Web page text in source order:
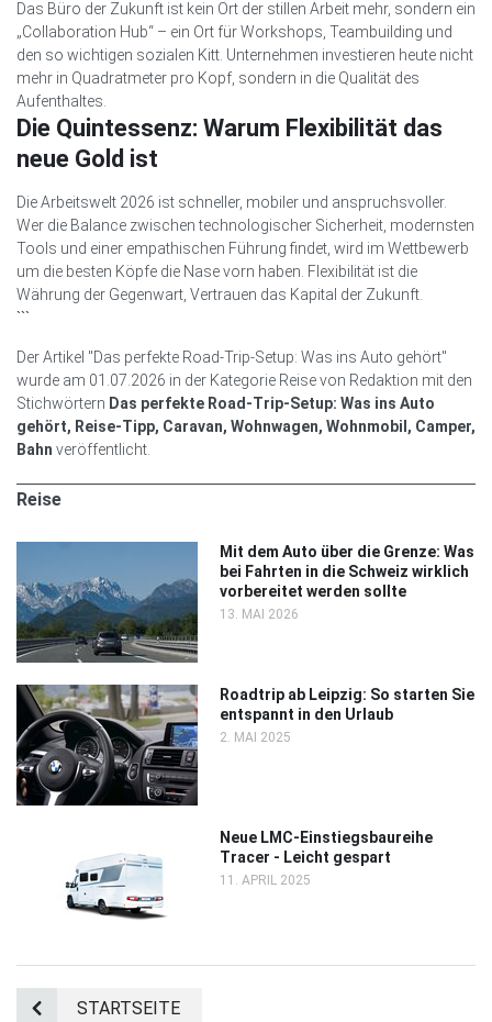
Das Büro der Zukunft ist kein Ort der stillen Arbeit mehr, sondern ein
„Collaboration Hub“ – ein Ort für Workshops, Teambuilding und
den so wichtigen sozialen Kitt. Unternehmen investieren heute nicht
mehr in Quadratmeter pro Kopf, sondern in die Qualität des
Aufenthaltes.
Die Quintessenz: Warum Flexibilität das
neue Gold ist
Die Arbeitswelt 2026 ist schneller, mobiler und anspruchsvoller.
Wer die Balance zwischen technologischer Sicherheit, modernsten
Tools und einer empathischen Führung findet, wird im Wettbewerb
um die besten Köpfe die Nase vorn haben. Flexibilität ist die
Währung der Gegenwart, Vertrauen das Kapital der Zukunft.
```
Der Artikel "Das perfekte Road-Trip-Setup: Was ins Auto gehört"
wurde am 01.07.2026 in der Kategorie Reise von Redaktion mit den
Stichwörtern Das perfekte Road-Trip-Setup: Was ins Auto
gehört, Reise-Tipp, Caravan, Wohnwagen, Wohnmobil, Camper,
Bahn veröffentlicht.
Reise
Mit dem Auto über die Grenze: Was
bei Fahrten in die Schweiz wirklich
vorbereitet werden sollte
13. MAI 2026
Roadtrip ab Leipzig: So starten Sie
entspannt in den Urlaub
2. MAI 2025
Neue LMC-Einstiegsbaureihe
Tracer - Leicht gespart
11. APRIL 2025
STARTSEITE